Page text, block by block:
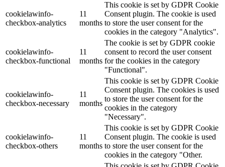
cookielawinfo-
checkbox-analytics
11
months
This cookie is set by GDPR Cookie
Consent plugin. The cookie is used
to store the user consent for the
cookies in the category "Analytics".
cookielawinfo-
checkbox-functional
11
months
The cookie is set by GDPR cookie
consent to record the user consent
for the cookies in the category
"Functional".
cookielawinfo-
checkbox-necessary
11
months
This cookie is set by GDPR Cookie
Consent plugin. The cookies is used
to store the user consent for the
cookies in the category
"Necessary".
cookielawinfo-
checkbox-others
11
months
This cookie is set by GDPR Cookie
Consent plugin. The cookie is used
to store the user consent for the
cookies in the category "Other.